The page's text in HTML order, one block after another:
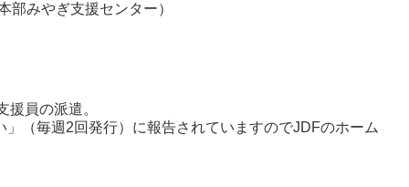
部みやぎ支援センター）
員の派遣。
（毎週2回発行）に報告されていますのでJDFのホーム